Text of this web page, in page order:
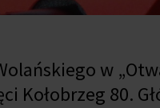
w
Kołobrzeg 80.